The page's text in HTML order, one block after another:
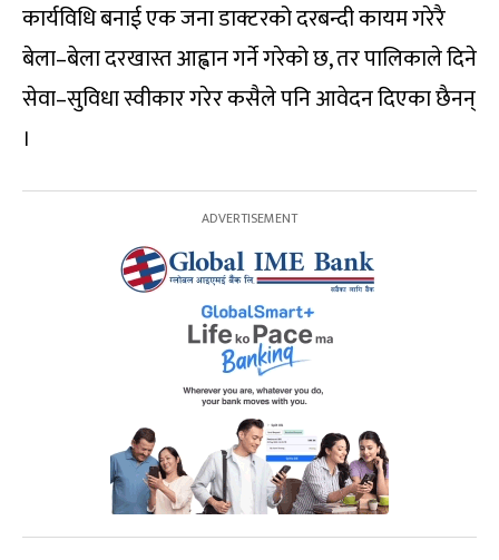
कार्यविधि बनाई एक जना डाक्टरको दरबन्दी कायम गरेरै
बेला–बेला दरखास्त आह्वान गर्ने गरेको छ, तर पालिकाले दिने
सेवा–सुविधा स्वीकार गरेर कसैले पनि आवेदन दिएका छैनन्
।